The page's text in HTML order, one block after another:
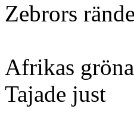
Zebrors
Afrikas
Tajade just